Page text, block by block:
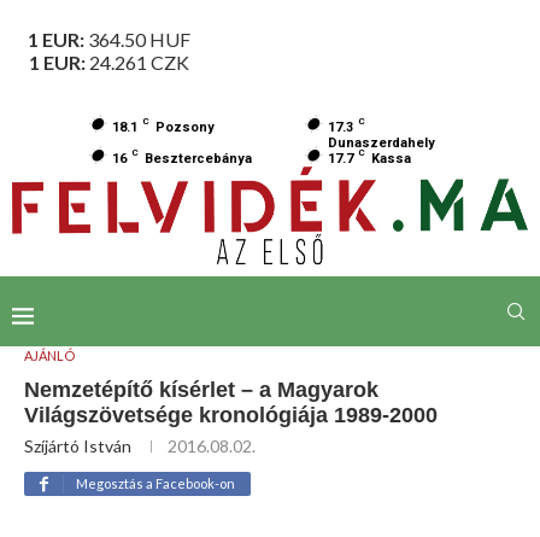
1 EUR: 364.50HUF
1 EUR: 24.261 CZK
18.1 C Pozsony 17.3 C
Dunaszerdahely
16 C Besztercebánya 17.7 C Kassa
AJÁNLÓ
Nemzetépítő kísérlet – a Magyarok
Világszövetsége kronológiája 1989-2000
Szíjártó István 2016.08.02.
Megosztás a Facebook-on